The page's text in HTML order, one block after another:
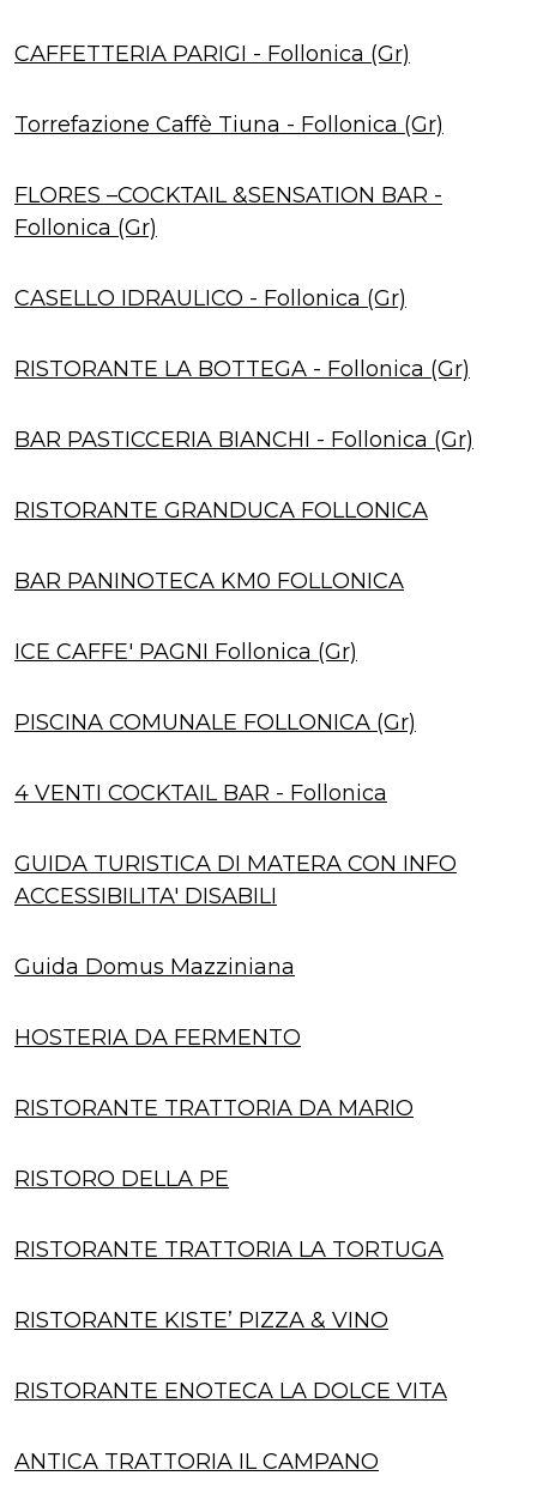
CAFFETTERIA PARIGI - Follonica (Gr)
Torrefazione Caffè Tiuna - Follonica (Gr)
FLORES –COCKTAIL &SENSATION BAR -
Follonica (Gr)
CASELLO IDRAULICO - Follonica (Gr)
RISTORANTE LA BOTTEGA - Follonica (Gr)
BAR PASTICCERIA BIANCHI - Follonica (Gr)
RISTORANTE GRANDUCA FOLLONICA
BAR PANINOTECA KM0 FOLLONICA
ICE CAFFE' PAGNI Follonica (Gr)
PISCINA COMUNALE FOLLONICA (Gr)
4 VENTI COCKTAIL BAR - Follonica
GUIDA TURISTICA DI MATERA CON INFO
ACCESSIBILITA' DISABILI
Guida Domus Mazziniana
HOSTERIA DA FERMENTO
RISTORANTE TRATTORIA DA MARIO
RISTORO DELLA PE
RISTORANTE TRATTORIA LA TORTUGA
RISTORANTE KISTE’ PIZZA & VINO
RISTORANTE ENOTECA LA DOLCE VITA
ANTICA TRATTORIA IL CAMPANO